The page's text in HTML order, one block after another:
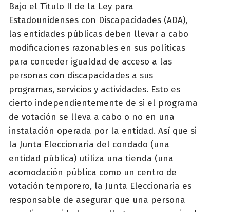
Bajo el Título II de la Ley para
Estadounidenses con Discapacidades (ADA),
las entidades públicas deben llevar a cabo
modificaciones razonables en sus políticas
para conceder igualdad de acceso a las
personas con discapacidades a sus
programas, servicios y actividades. Esto es
cierto independientemente de si el programa
de votación se lleva a cabo o no en una
instalación operada por la entidad. Así que si
la Junta Eleccionaria del condado (una
entidad pública) utiliza una tienda (una
acomodación pública como un centro de
votación temporero, la Junta Eleccionaria es
responsable de asegurar que una persona